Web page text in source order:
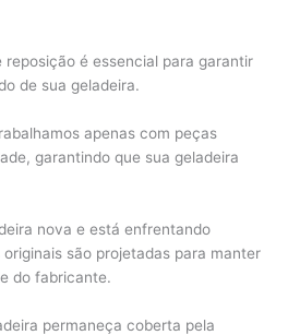
reposição é essencial para garantir
de sua geladeira.
apenas com peças
garantindo que sua geladeira
nova e está enfrentando
são projetadas para manter
do fabricante.
permaneça coberta pela